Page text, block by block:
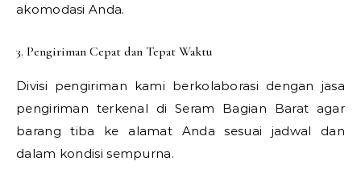
akomodasi Anda.
3. Pengiriman Cepat dan Tepat Waktu
Divisi pengiriman kami berkolaborasi dengan jasa
pengiriman terkenal di Seram Bagian Barat agar
barang tiba ke alamat Anda sesuai jadwal dan
dalam kondisi sempurna.